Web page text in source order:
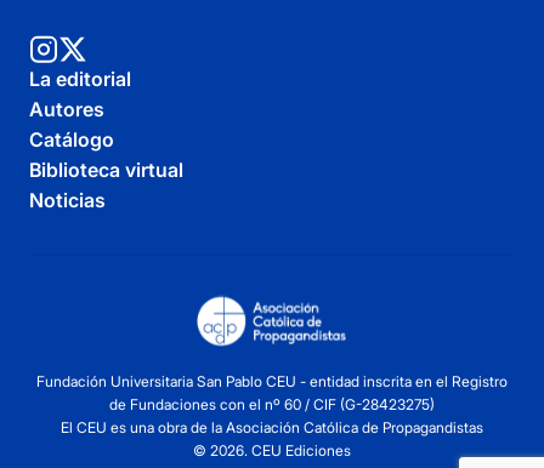
La editorial
Autores
Catálogo
Biblioteca virtual
Noticias
Fundación Universitaria San Pablo CEU - entidad inscrita en el Registro
de Fundaciones con el nº 60 / CIF (G-28423275)
El CEU es una obra de la Asociación Católica de Propagandistas
© 2026. CEU Ediciones